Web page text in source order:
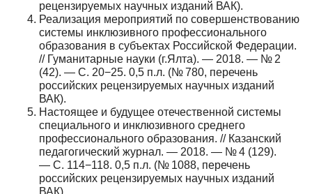
рецензируемых научных изданий ВАК).
Реализация мероприятий по совершенствованию
системы инклюзивного профессионального
образования в субъектах Российской Федерации.
// Гуманитарные науки (г.Ялта). — 2018. — № 2
(42). — С. 20−25. 0,5 п.л. (№ 780, перечень
российских рецензируемых научных изданий
ВАК).
Настоящее и будущее отечественной системы
специального и инклюзивного среднего
профессионального образования. // Казанский
педагогический журнал. — 2018. — № 4 (129).
— С. 114−118. 0,5 п.л. (№ 1088, перечень
российских рецензируемых научных изданий
ВАК)